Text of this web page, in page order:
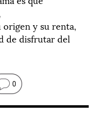
y su renta,
de disfrutar del
0